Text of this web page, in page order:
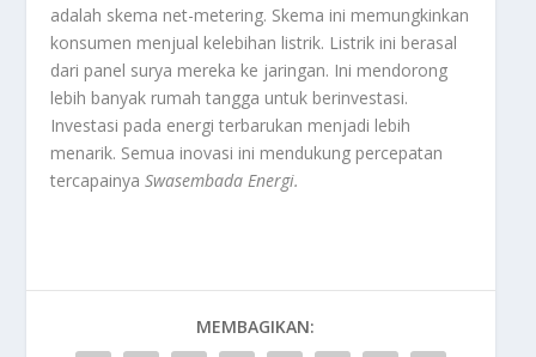
adalah skema net-metering. Skema ini memungkinkan
konsumen menjual kelebihan listrik. Listrik ini berasal
dari panel surya mereka ke jaringan. Ini mendorong
lebih banyak rumah tangga untuk berinvestasi.
Investasi pada energi terbarukan menjadi lebih
menarik. Semua inovasi ini mendukung percepatan
tercapainyaSwasembada Energi.
MEMBAGIKAN: